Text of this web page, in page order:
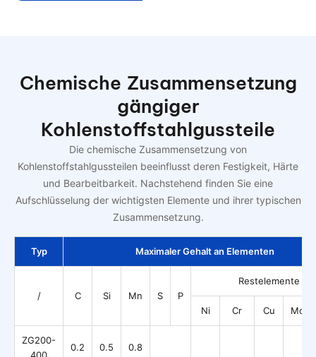
Chemische Zusammensetzung
gängiger
Kohlenstoffstahlgussteile
Die chemische Zusammensetzung von
Kohlenstoffstahlgussteilen beeinflusst deren Festigkeit, Härte
und Bearbeitbarkeit. Nachstehend finden Sie eine
Aufschlüsselung der wichtigsten Elemente und ihrer typischen
Zusammensetzung.
Typ Maximaler Gehalt an Elementen
/ C Si Mn S P
Restelemente
Ni Cr Cu Mo
ZG200-
400
0.2 0.5 0.8